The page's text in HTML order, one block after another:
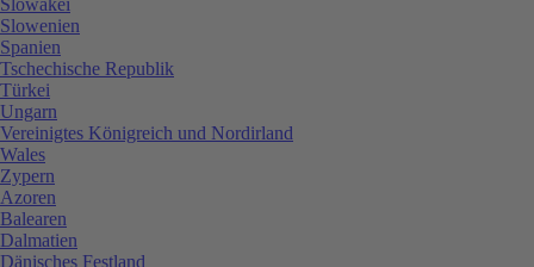
Slowenien
Spanien
Tschechische Republik
Türkei
Ungarn
Vereinigtes Königreich und Nordirland
Wales
Zypern
Azoren
Balearen
Dalmatien
Dänisches Festland